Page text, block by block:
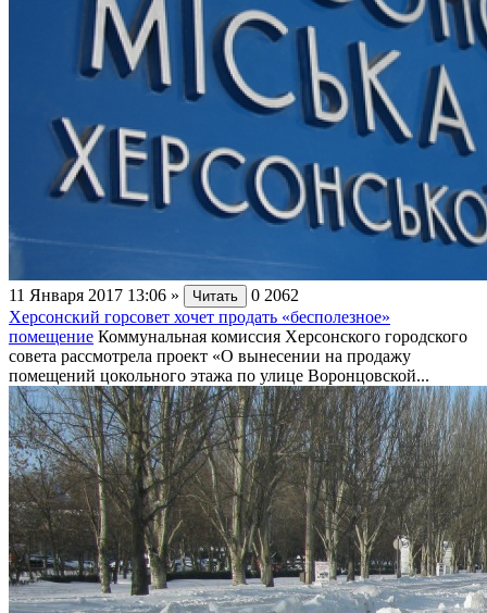
11 Января 2017 13:06 » Читать 0 2062
Херсонский горсовет хочет продать «бесполезное»
помещение Коммунальная комиссия Херсонского городского
совета рассмотрела проект «О вынесении на продажу
помещений цокольного этажа по улице Воронцовской...